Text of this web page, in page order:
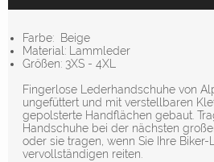
Farbe: Beige
Material: Lammleder
Größen: 3XS - 4XL
Fingerlose Lederhandschuhe von
ungefüttert und mit verstellbaren
gepolsterte Handflächen gebaut.
Handschuhe bei der nächsten
oder sie tragen, wenn Sie Ihre Biker-
vervollständigen reiten.